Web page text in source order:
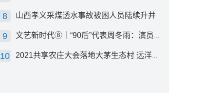
山西孝义采煤透水事故被困人员陆续升井
文艺新时代⑧｜“90后”代表周冬雨：演员心里有底，得靠体验生活
2021共享农庄大会落地大茅生态村 远洋集团打造“乡村振兴”样板